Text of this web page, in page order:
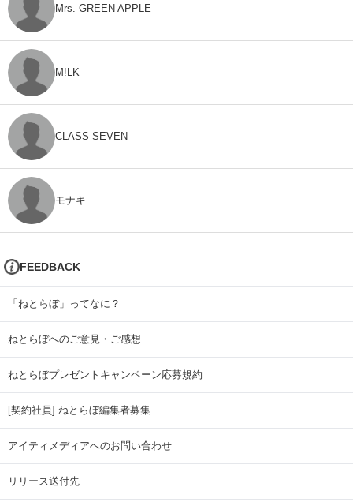
Mrs. GREEN APPLE
M!LK
CLASS SEVEN
モナキ
FEEDBACK
「ねとらぼ」ってなに？
ねとらぼへのご意見・ご感想
ねとらぼプレゼントキャンペーン応募規約
[契約社員] ねとらぼ編集者募集
アイティメディアへのお問い合わせ
リリース送付先